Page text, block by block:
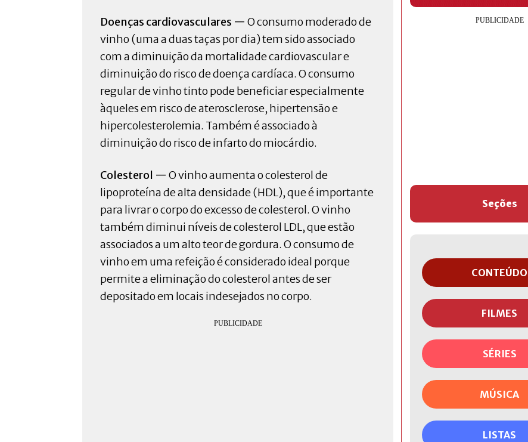
Doenças cardiovasculares — O consumo moderado de
vinho (uma a duas taças por dia) tem sido associado
com a diminuição da mortalidade cardiovascular e
diminuição do risco de doença cardíaca. O consumo
regular de vinho tinto pode beneficiar especialmente
àqueles em risco de aterosclerose, hipertensão e
hipercolesterolemia. Também é associado à
diminuição do risco de infarto do miocárdio.
Colesterol — O vinho aumenta o colesterol de
lipoproteína de alta densidade (HDL), que é importante
para livrar o corpo do excesso de colesterol. O vinho
também diminui níveis de colesterol LDL, que estão
associados a um alto teor de gordura. O consumo de
vinho em uma refeição é considerado ideal porque
permite a eliminação do colesterol antes de ser
depositado em locais indesejados no corpo.
Seções
CONTEÚDO
FILMES
SÉRIES
MÚSICA
LISTAS